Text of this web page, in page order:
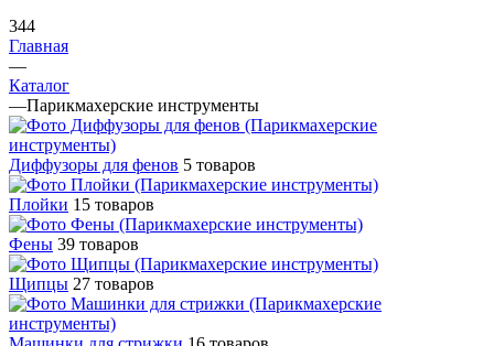
344
Главная
—
Каталог
—Парикмахерские инструменты
Диффузоры для фенов 5 товаров
Плойки 15 товаров
Фены 39 товаров
Щипцы 27 товаров